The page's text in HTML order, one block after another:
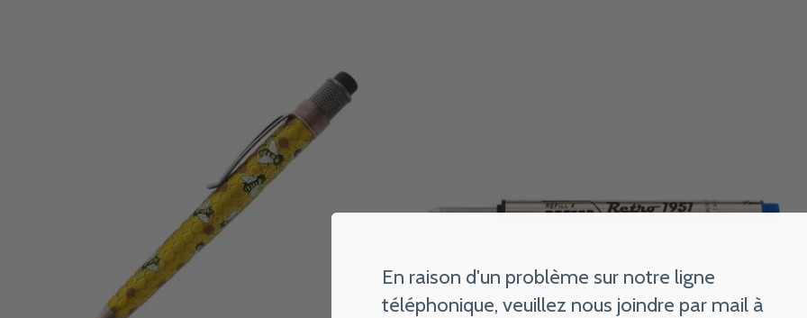
En raison d'un problème sur notre ligne
téléphonique, veuillez nous joindre par mail à